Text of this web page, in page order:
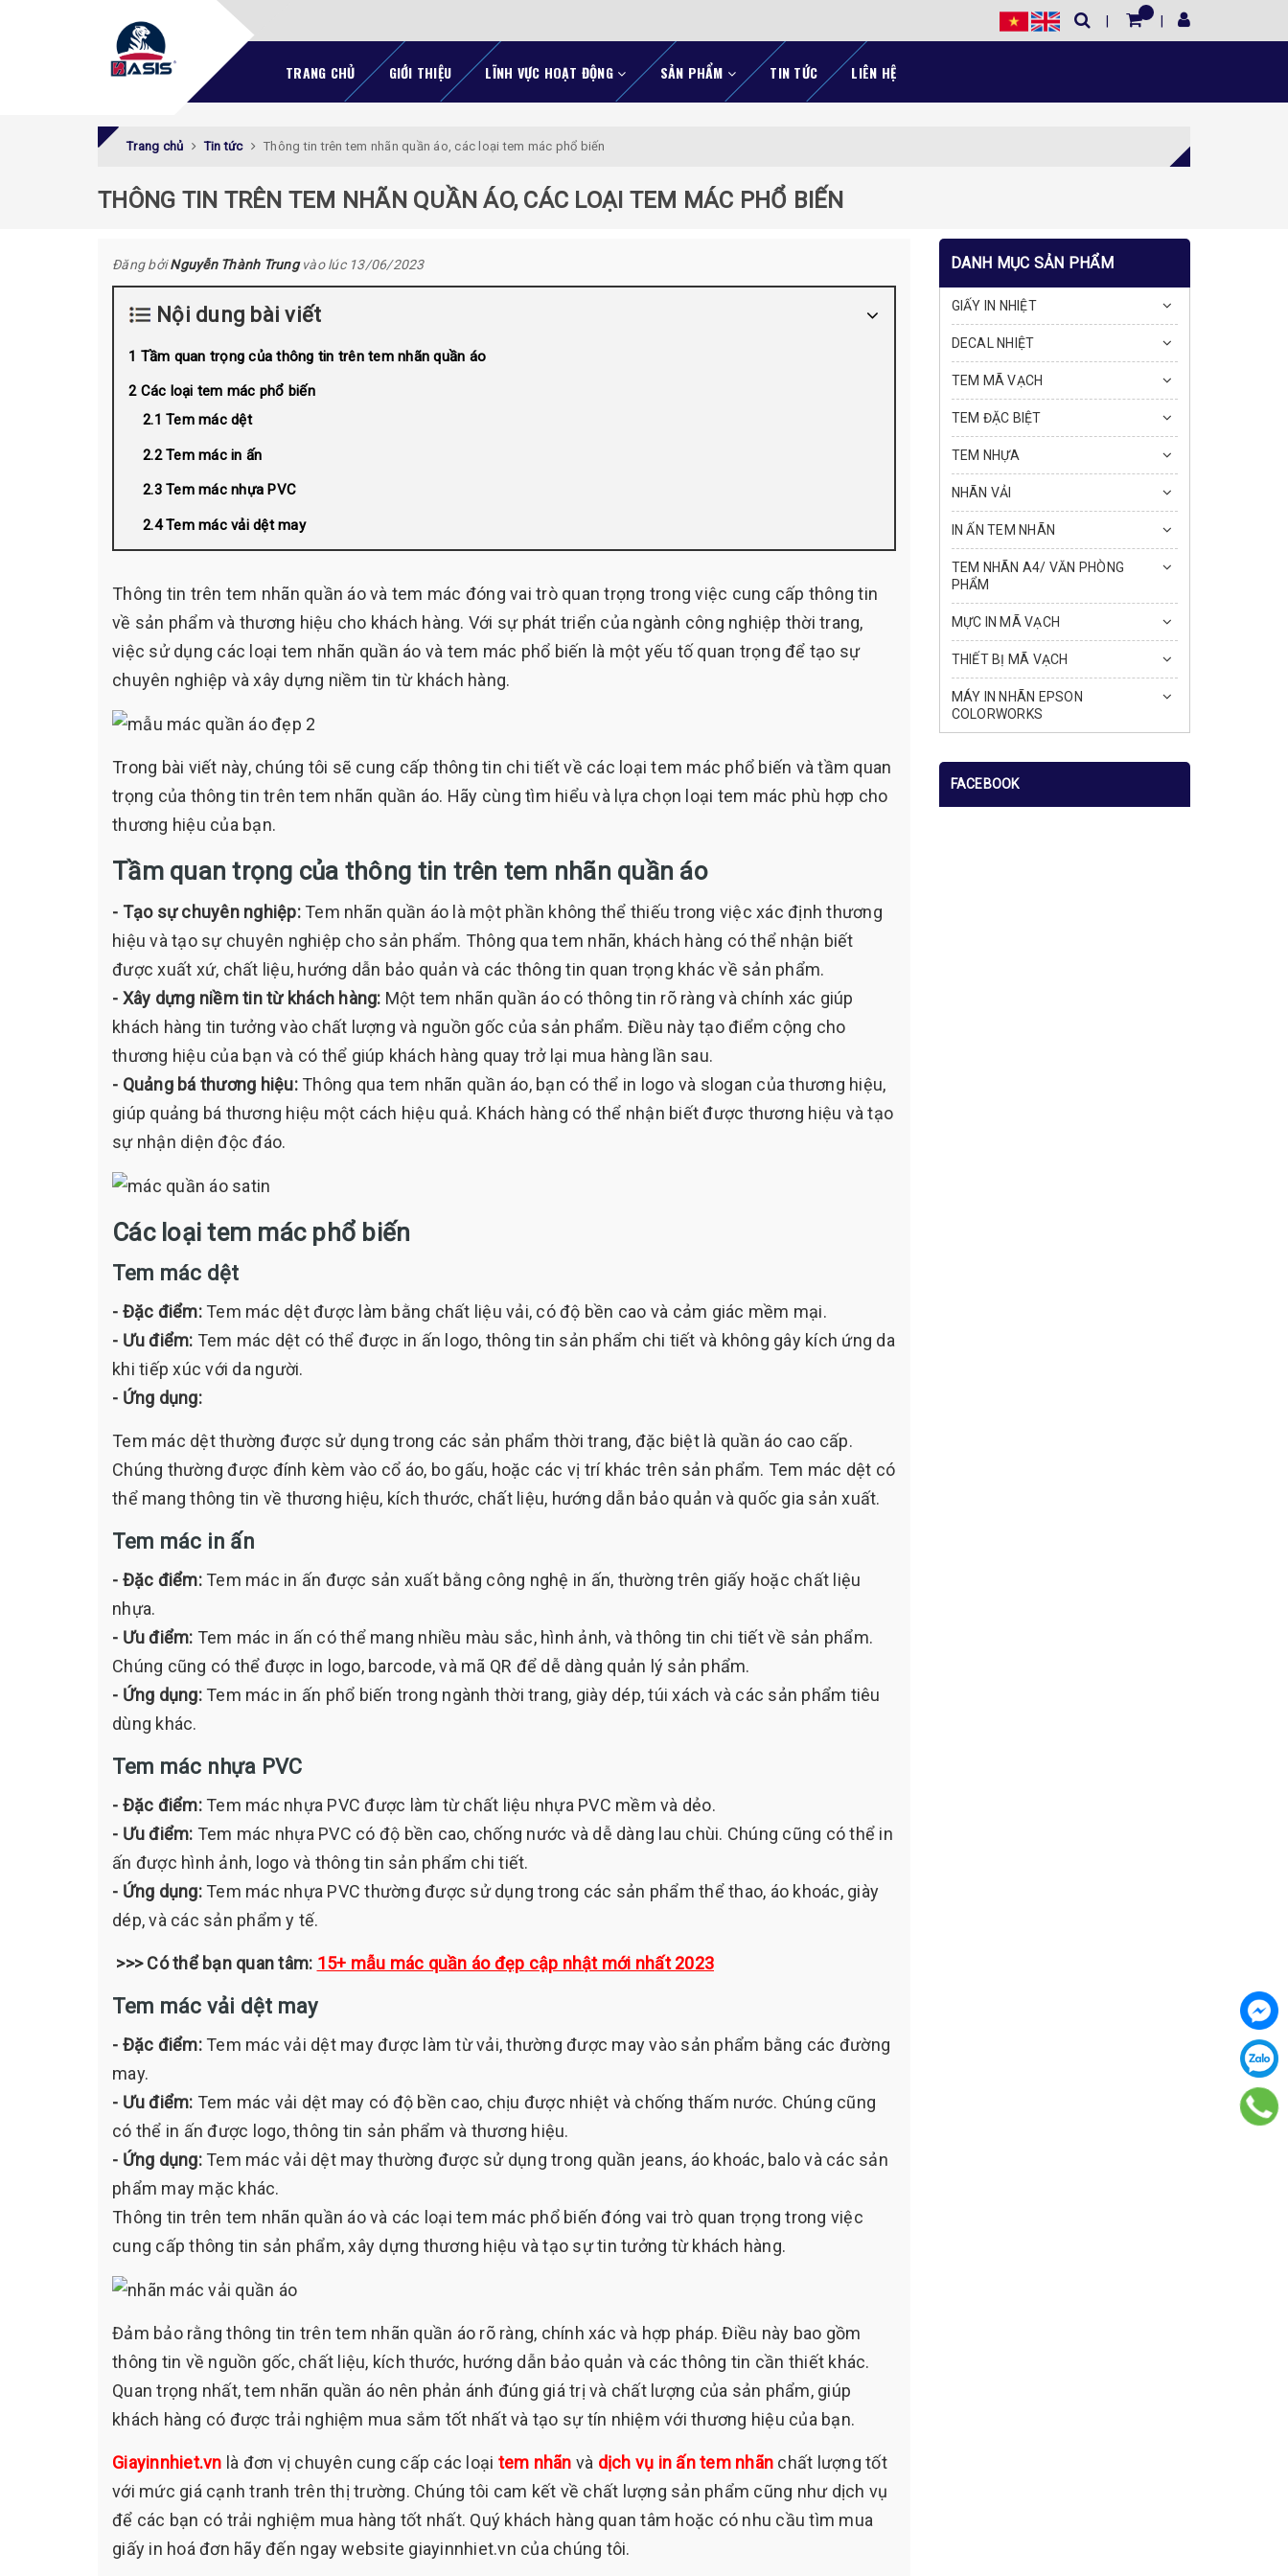
TRANG CHỦ GIỚI THIỆU LĨNH VỰC HOẠT ĐỘNG SẢN PHẨM TIN TỨC LIÊN HỆ
Trang chủ Tin tức Thông tin trên tem nhãn quần áo, các loại tem mác phổ biến
THÔNG TIN TRÊN TEM NHÃN QUẦN ÁO, CÁC LOẠI TEM MÁC PHỔ BIẾN
Đăng bởiNguyễn Thành Trungvào lúc 13/06/2023
Nội dung bài viết
Tầm quan trọng của thông tin trên tem nhãn quần áo
Các loại tem mác phổ biến
Tem mác dệt
Tem mác in ấn
Tem mác nhựa PVC
Tem mác vải dệt may
Thông tin trên tem nhãn quần áo và tem mác đóng vai trò quan trọng trong việc cung cấp thông tin
về sản phẩm và thương hiệu cho khách hàng. Với sự phát triển của ngành công nghiệp thời trang,
việc sử dụng các loại tem nhãn quần áo và tem mác phổ biến là một yếu tố quan trọng để tạo sự
chuyên nghiệp và xây dựng niềm tin từ khách hàng.
Trong bài viết này, chúng tôi sẽ cung cấp thông tin chi tiết về các loại tem mác phổ biến và tầm quan
trọng của thông tin trên tem nhãn quần áo. Hãy cùng tìm hiểu và lựa chọn loại tem mác phù hợp cho
thương hiệu của bạn.
Tầm quan trọng của thông tin trên tem nhãn quần áo
- Tạo sự chuyên nghiệp: Tem nhãn quần áo là một phần không thể thiếu trong việc xác định thương
hiệu và tạo sự chuyên nghiệp cho sản phẩm. Thông qua tem nhãn, khách hàng có thể nhận biết
được xuất xứ, chất liệu, hướng dẫn bảo quản và các thông tin quan trọng khác về sản phẩm.
- Xây dựng niềm tin từ khách hàng: Một tem nhãn quần áo có thông tin rõ ràng và chính xác giúp
khách hàng tin tưởng vào chất lượng và nguồn gốc của sản phẩm. Điều này tạo điểm cộng cho
thương hiệu của bạn và có thể giúp khách hàng quay trở lại mua hàng lần sau.
- Quảng bá thương hiệu:Thông qua tem nhãn quần áo, bạn có thể in logo và slogan của thương hiệu,
giúp quảng bá thương hiệu một cách hiệu quả. Khách hàng có thể nhận biết được thương hiệu và tạo
sự nhận diện độc đáo.
Các loại tem mác phổ biến
Tem mác dệt
- Đặc điểm: Tem mác dệt được làm bằng chất liệu vải, có độ bền cao và cảm giác mềm mại.
- Ưu điểm: Tem mác dệt có thể được in ấn logo, thông tin sản phẩm chi tiết và không gây kích ứng da
khi tiếp xúc với da người.
- Ứng dụng:
Tem mác dệt thường được sử dụng trong các sản phẩm thời trang, đặc biệt là quần áo cao cấp.
Chúng thường được đính kèm vào cổ áo, bo gấu, hoặc các vị trí khác trên sản phẩm. Tem mác dệt có
thể mang thông tin về thương hiệu, kích thước, chất liệu, hướng dẫn bảo quản và quốc gia sản xuất.
Tem mác in ấn
- Đặc điểm: Tem mác in ấn được sản xuất bằng công nghệ in ấn, thường trên giấy hoặc chất liệu
nhựa.
- Ưu điểm: Tem mác in ấn có thể mang nhiều màu sắc, hình ảnh, và thông tin chi tiết về sản phẩm.
Chúng cũng có thể được in logo, barcode, và mã QR để dễ dàng quản lý sản phẩm.
- Ứng dụng:Tem mác in ấn phổ biến trong ngành thời trang, giày dép, túi xách và các sản phẩm tiêu
dùng khác.
Tem mác nhựa PVC
- Đặc điểm: Tem mác nhựa PVC được làm từ chất liệu nhựa PVC mềm và dẻo.
- Ưu điểm: Tem mác nhựa PVC có độ bền cao, chống nước và dễ dàng lau chùi. Chúng cũng có thể in
ấn được hình ảnh, logo và thông tin sản phẩm chi tiết.
- Ứng dụng:Tem mác nhựa PVC thường được sử dụng trong các sản phẩm thể thao, áo khoác, giày
dép, và các sản phẩm y tế.
>>> Có thể bạn quan tâm: 15+ mẫu mác quần áo đẹp cập nhật mới nhất 2023
Tem mác vải dệt may
- Đặc điểm:Tem mác vải dệt may được làm từ vải, thường được may vào sản phẩm bằng các đường
may.
- Ưu điểm: Tem mác vải dệt may có độ bền cao, chịu được nhiệt và chống thấm nước. Chúng cũng
có thể in ấn được logo, thông tin sản phẩm và thương hiệu.
- Ứng dụng: Tem mác vải dệt may thường được sử dụng trong quần jeans, áo khoác, balo và các sản
phẩm may mặc khác.
Thông tin trên tem nhãn quần áo và các loại tem mác phổ biến đóng vai trò quan trọng trong việc
cung cấp thông tin sản phẩm, xây dựng thương hiệu và tạo sự tin tưởng từ khách hàng.
Đảm bảo rằng thông tin trên tem nhãn quần áo rõ ràng, chính xác và hợp pháp. Điều này bao gồm
thông tin về nguồn gốc, chất liệu, kích thước, hướng dẫn bảo quản và các thông tin cần thiết khác.
Quan trọng nhất, tem nhãn quần áo nên phản ánh đúng giá trị và chất lượng của sản phẩm, giúp
khách hàng có được trải nghiệm mua sắm tốt nhất và tạo sự tín nhiệm với thương hiệu của bạn.
Giayinnhiet.vn là đơn vị chuyên cung cấp các loại tem nhãn và dịch vụ in ấn tem nhãn chất lượng tốt
với mức giá cạnh tranh trên thị trường. Chúng tôi cam kết về chất lượng sản phẩm cũng như dịch vụ
để các bạn có trải nghiệm mua hàng tốt nhất. Quý khách hàng quan tâm hoặc có nhu cầu tìm mua
giấy in hoá đơn hãy đến ngay website giayinnhiet.vn của chúng tôi.
DANH MỤC SẢN PHẨM
GIẤY IN NHIỆT
DECAL NHIỆT
TEM MÃ VẠCH
TEM ĐẶC BIỆT
TEM NHỰA
NHÃN VẢI
IN ẤN TEM NHÃN
TEM NHÃN A4/ VĂN PHÒNG
PHẨM
MỰC IN MÃ VẠCH
THIẾT BỊ MÃ VẠCH
MÁY IN NHÃN EPSON
COLORWORKS
FACEBOOK